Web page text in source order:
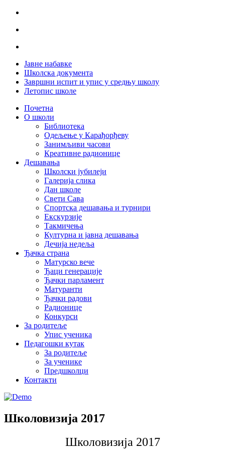
Јавне набавке
Школска документа
Завршни испит и упис у средњу школу
Летопис школе
Почетна
О школи
Библиотека
Одељење у Карађорђеву
Занимљиви часови
Креативне радионице
Дешавања
Школски јубилеји
Галерија слика
Дан школе
Свети Сава
Спортска дешавања и турнири
Екскурзије
Такмичења
Културна и јавна дешавања
Дечија недеља
Ђачка страна
Матурско вече
Ђаци генерације
Ђачки парламент
Матуранти
Ђачки радови
Радионице
Конкурси
За родитеље
Упис ученика
Педагошки кутак
За родитеље
За ученике
Предшколци
Контакти
Школовизија 2017
Школовизија 2017